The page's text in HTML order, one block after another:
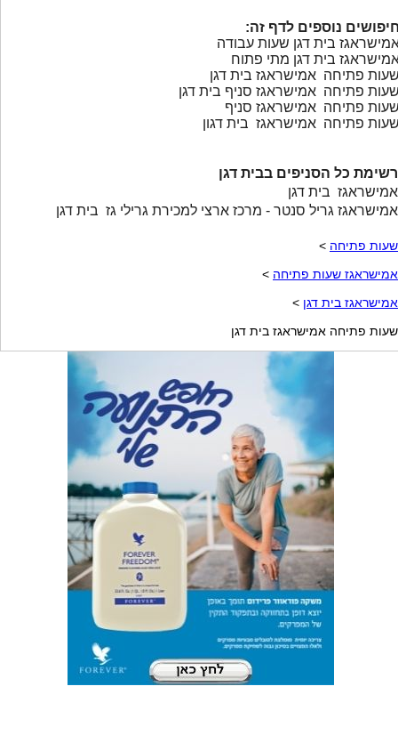
נוספים לדף זה:
בית דגן שעות עבודה
בית דגן מתי פתוח
פתיחה אמישראגז בית דגן
פתיחה אמישראגז סניף בית דגן
פתיחה אמישראגז סניף
פתיחה אמישראגז בית דגון
רשימת כל הסניפים בבית דגן
אמישראגז בית דגן
אמישראגז גריל סנטר - מרכז ארצי למכירת גרילי גז בית דגן
שעות פתיחה >
אמישראגז שעות פתיחה >
אמישראגז בית דגן >
שעות פתיחה אמישראגז בית דגן